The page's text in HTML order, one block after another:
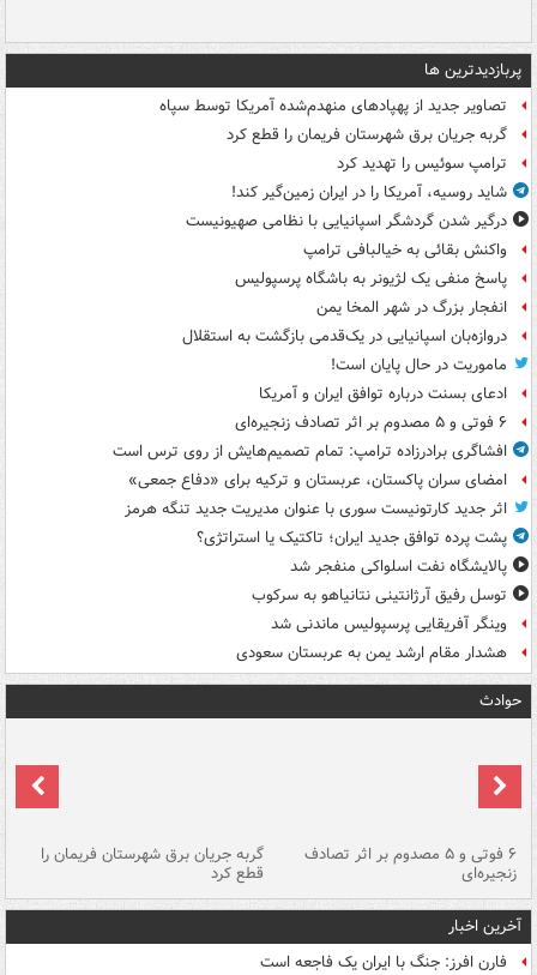
پربازدیدترین ها
تصاویر جدید از پهپادهای منهدم‌شده آمریکا توسط سپاه
گربه جریان برق شهرستان فریمان را قطع کرد
ترامپ سوئیس را تهدید کرد
شاید روسیه، آمریکا را در ایران زمین‌گیر کند!
درگیر شدن گردشگر اسپانیایی با نظامی صهیونیست
واکنش بقائی به خیالبافی ترامپ
پاسخ منفی یک لژیونر به باشگاه پرسپولیس
انفجار بزرگ در شهر المخا یمن
دروازه‌بان اسپانیایی در یک‌قدمی بازگشت به استقلال
ماموریت در حال پایان است!
ادعای بسنت درباره توافق ایران و آمریکا
۶ فوتی و ۵ مصدوم بر اثر تصادف زنجیره‌ای
افشاگری برادرزاده ترامپ: تمام تصمیم‌هایش از روی ترس است
امضای سران پاکستان، عربستان و ترکیه برای «دفاع جمعی»
اثر جدید کارتونیست سوری با عنوان مدیریت جدید تنگه هرمز
پشت پرده توافق جدید ایران؛ تاکتیک یا استراتژی؟
پالایشگاه نفت اسلواکی منفجر شد
توسل رفیق آرژانتینی نتانیاهو به سرکوب
وینگر آفریقایی پرسپولیس ماندنی شد
هشدار مقام ارشد یمن به عربستان سعودی
حوادث
۶ فوتی و ۵ مصدوم بر اثر تصادف
زنجیره‌ای
گربه جریان برق شهرستان فریمان را
قطع کرد
آخرین اخبار
فارن افرز: جنگ با ایران یک فاجعه است